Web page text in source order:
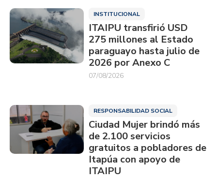
INSTITUCIONAL
ITAIPU transfirió USD
275 millones al Estado
paraguayo hasta julio de
2026 por Anexo C
07/08/2026
RESPONSABILIDAD SOCIAL
Ciudad Mujer brindó más
de 2.100 servicios
gratuitos a pobladores de
Itapúa con apoyo de
ITAIPU